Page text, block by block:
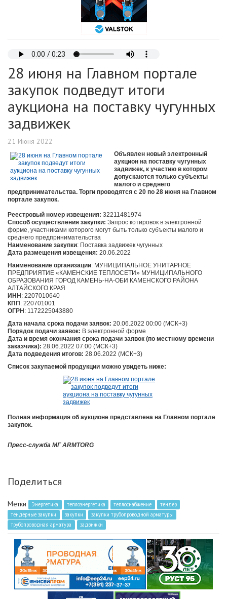
28 июня на Главном портале
закупок подведут итоги
аукциона на поставку чугунных
задвижек
21 Июня 2022
Объявлен новый электронный
аукцион на поставку чугунных
задвижек, к участию в котором
допускаются только субъекты
малого и среднего
предпринимательства. Торги проводятся с 20 по 28 июня на Главном
портале закупок.
Реестровый номер извещения: 32211481974
Способ осуществления закупки: Запрос котировок в электронной
форме, участниками которого могут быть только субъекты малого и
среднего предпринимательства
Наименование закупки: Поставка задвижек чугунных
Дата размещения извещения: 20.06.2022
Наименование организации: МУНИЦИПАЛЬНОЕ УНИТАРНОЕ
ПРЕДПРИЯТИЕ «КАМЕНСКИЕ ТЕПЛОСЕТИ» МУНИЦИПАЛЬНОГО
ОБРАЗОВАНИЯ ГОРОД КАМЕНЬ-НА-ОБИ КАМЕНСКОГО РАЙОНА
АЛТАЙСКОГО КРАЯ
ИНН : 2207010640
КПП : 220701001
ОГРН : 1172225043880
Дата начала срока подачи заявок: 20.06.2022 00:00 (МСК+3)
Порядок подачи заявок: В электронной форме
Дата и время окончания срока подачи заявок (по местному времени
заказчика): 28.06.2022 07:00 (МСК+3)
Дата подведения итогов: 28.06.2022 (МСК+3)
Список закупаемой продукции можно увидеть ниже:
Полная информация об аукционе представлена на Главном портале
закупок.
Пресс-служба МГ ARMTORG
Поделиться
Метки Энергетика теплоэнергетика теплоснабжение
тендер
тендерные закупки
закупки
закупки трубопроводной арматуры
трубопроводная арматура
задвижки